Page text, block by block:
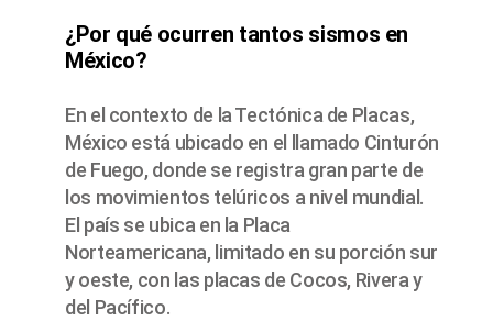
¿Por qué ocurren tantos sismos en
México?
En el contexto de la Tectónica de Placas,
México está ubicado en el llamado Cinturón
de Fuego, donde se registra gran parte de
los movimientos telúricos a nivel mundial.
El país se ubica en la Placa
Norteamericana, limitado en su porción sur
y oeste, con las placas de Cocos, Rivera y
del Pacífico.